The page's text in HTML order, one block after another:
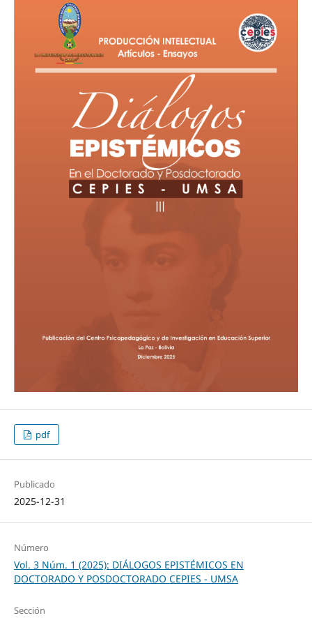
pdf
Publicado
2025-12-31
Número
Vol. 3 Núm. 1 (2025): DIÁLOGOS EPISTÉMICOS EN
DOCTORADO Y POSDOCTORADO CEPIES - UMSA
Sección